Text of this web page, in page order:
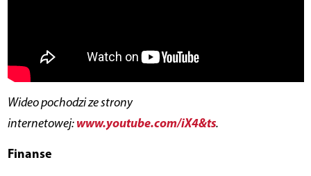
Wideo pochodzi ze strony
internetowej:www.youtube.com/iX4&ts.
Finanse